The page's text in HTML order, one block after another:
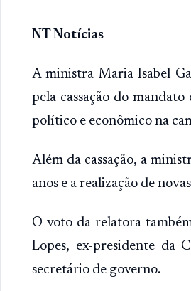
NT Notícias
A ministra Maria Isabel
pela cassação do
político e econômico na
Além da cassação, a
anos e a realização de
O voto da relatora
Lopes, ex-presidente da
secretário de governo.